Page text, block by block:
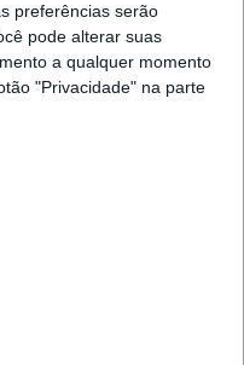
preferências serão
pode alterar suas
a qualquer momento
"Privacidade" na parte